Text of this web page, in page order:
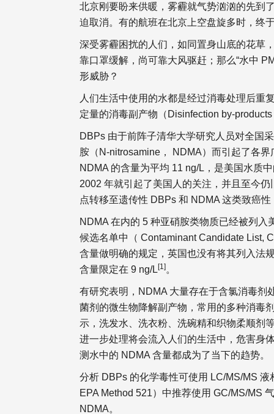
北京刚要盼来供暖，雾霾就气势汹汹的先到
迫取消。有的航班在北京上空盘旋多时，终
深受雾霾困扰的人们，如同置身山底的花草
靠口罩缓解，尚可靠大风驱赶；那么“水中
形威胁？
人们生活中使用的水都是经过消毒处理后重
定量的消毒副产物（Disinfection by-
DBPs 由于前阵子清华大学研究人员对全国
胺（N-nitrosamine， NDMA）而引起了各
NDMA 的含量为平均 11 ng/L，是美国水质
2002 年就引起了美国人的关注，并且至今
点转移至遗传性 DBPs 和 NDMA 这类致癌性
NDMA 在内的 5 种亚硝胺类物质已经被列
候选名单中（ Contaminant Candidate List,
含量做明确的规定，英国也没有将其列入法
含量限定在 9 ng/L[1]。
有研究表明，NDMA 大量存在于含氯消毒剂
菌剂的微生物降解副产物，常用的多种消毒
示，洗发水、洗衣粉、洗碗精和织物柔顺剂
进一步处理将会流入人们的生活中，危害身
测水中的 NDMA 含量都成为了当下的趋势。
分析 DBPs 的化学毒性可使用 LC/MS/MS
EPA Method 521）中推荐使用 GC/MS/MS
NDMA。